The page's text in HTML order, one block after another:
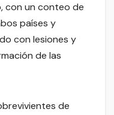
con un conteo de
países y
con lesiones y
de las
de